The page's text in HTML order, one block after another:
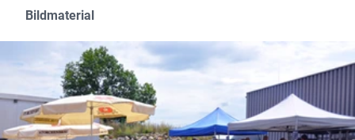
Bildmaterial